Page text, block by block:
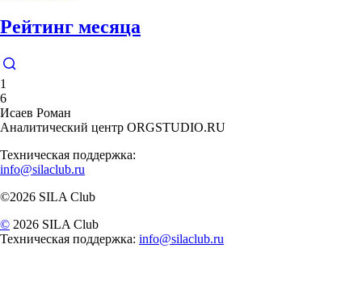
Рейтинг месяца
1
6
Исаев Роман
Аналитический центр ORGSTUDIO.RU
Техническая поддержка:
info@silaclub.ru
©2026 SILA Club
© 2026 SILA Club
Техническая поддержка: info@silaclub.ru